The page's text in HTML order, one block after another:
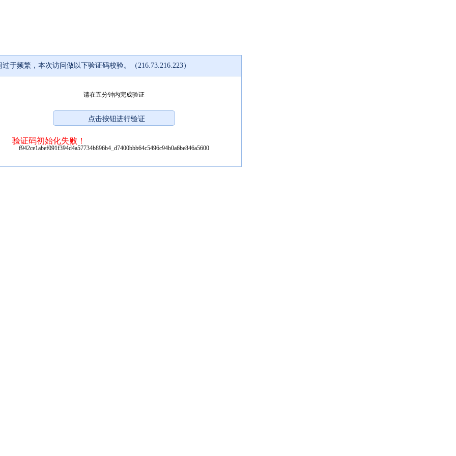
过于频繁，本次访问做以下验证码校验。（216.73.216.223）
请在五分钟内完成验证
验证码初始化失败！
f942ce1abef091f394d4a57734b896b4_d7400bbb64c5496c94b0a6be846a5600